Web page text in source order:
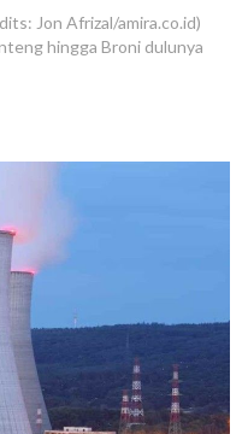
Jon Afrizal/amira.co.id)
hingga Broni dulunya